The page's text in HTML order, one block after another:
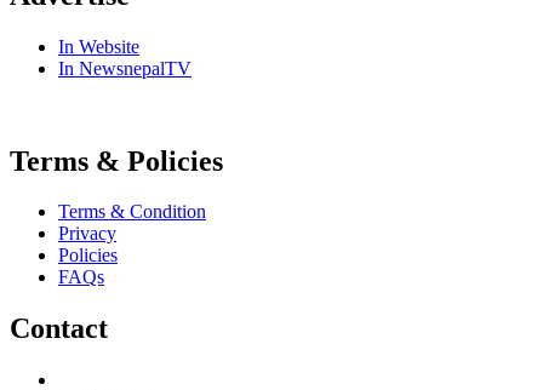
In Website
In NewsnepalTV
Terms & Policies
Terms & Condition
Privacy
Policies
FAQs
Contact